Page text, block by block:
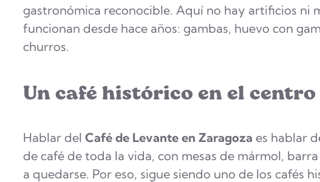
gastronómica reconocible. Aquí no hay artificios ni
funcionan desde hace años: gambas, huevo con
churros.
Un café histórico en el centro
Hablar del Café de Levante en Zaragoza es hablar
de café de toda la vida, con mesas de mármol,
a quedarse. Por eso, sigue siendo uno de los cafés